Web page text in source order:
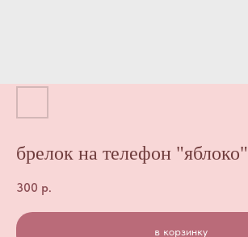
брелок на телефон "яблоко"
300 р.
в корзинку